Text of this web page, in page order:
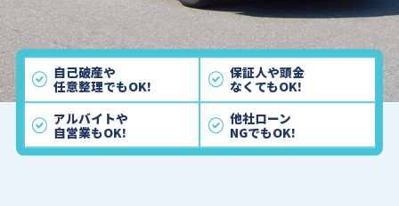
自己破産や
任意整理でもOK!
保証人や頭金
なくてもOK!
アルバイトや
自営業もOK!
他社ローン
NGでもOK!